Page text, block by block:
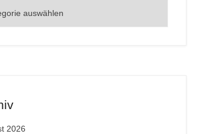
2026